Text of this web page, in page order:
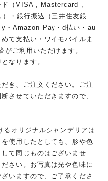
ド（VISA , Mastercard ,
・銀行振込（三井住友銀
・Amazon Pay・d払い・au
て支払い・ワイモバイルま
ご利用いただけます。
なります。
き、ご注文ください。ご注
させていただきますので、
オリジナルシャンデリアは
使用したとしても、形や色
て同じものはございませ
さい。お写真は光や色味に
いますので、ご了承くださ